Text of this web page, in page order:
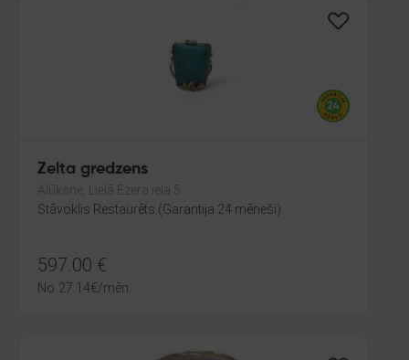
Zelta gredzens
Alūksne, Lielā Ezera iela 5
Stāvoklis Restaurēts (Garantija 24 mēneši)
597.00 €
No 27.14€/mēn.